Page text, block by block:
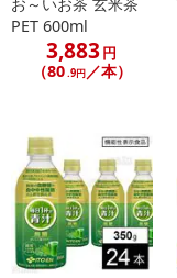
PET 600ml
3,883円
（80 .9円／本）